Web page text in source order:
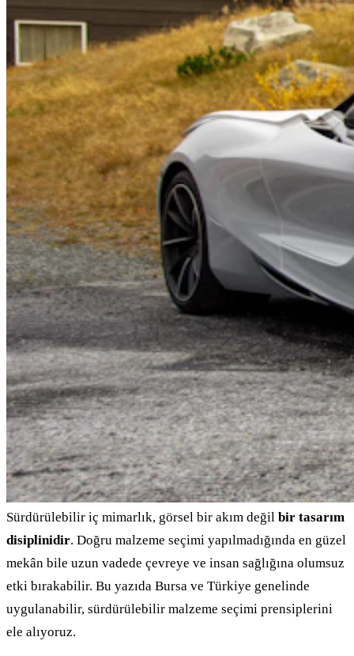
Sürdürülebilir iç mimarlık, görsel bir akım değil bir tasarım
disiplinidir. Doğru malzeme seçimi yapılmadığında en güzel
mekân bile uzun vadede çevreye ve insan sağlığına olumsuz
etki bırakabilir. Bu yazıda Bursa ve Türkiye genelinde
uygulanabilir, sürdürülebilir malzeme seçimi prensiplerini
ele alıyoruz.